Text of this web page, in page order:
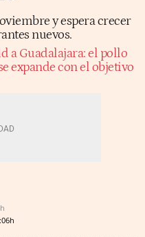
y espera crecer
nuevos.
a Guadalajara: el pollo
expande con el objetivo